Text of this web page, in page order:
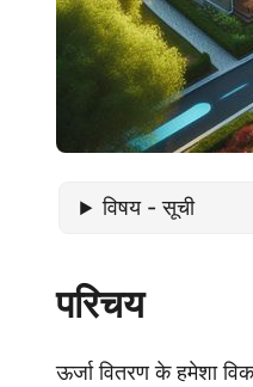
विषय - सूची
परिचय
ऊर्जा वितरण के हमेशा